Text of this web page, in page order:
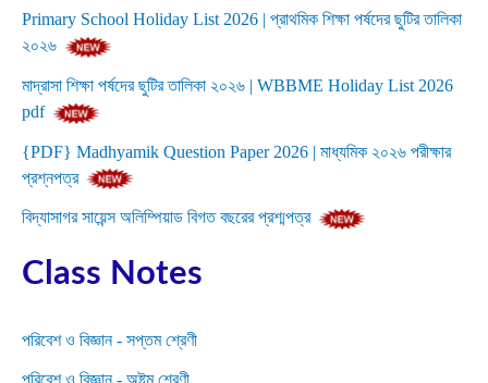
Primary School Holiday List 2026 | প্রাথমিক শিক্ষা পর্ষদের ছুটির তালিকা
২০২৬
মাদ্রাসা শিক্ষা পর্ষদের ছুটির তালিকা ২০২৬ | WBBME Holiday List 2026
pdf
{PDF} Madhyamik Question Paper 2026 | মাধ্যমিক ২০২৬ পরীক্ষার
প্রশ্নপত্র
বিদ্যাসাগর সায়েন্স অলিম্পিয়াড বিগত বছরের প্রশ্মপত্র
Class Notes
পরিবেশ ও বিজ্ঞান - সপ্তম শ্রেণী
পরিবেশ ও বিজ্ঞান - অষ্টম শ্রেণী